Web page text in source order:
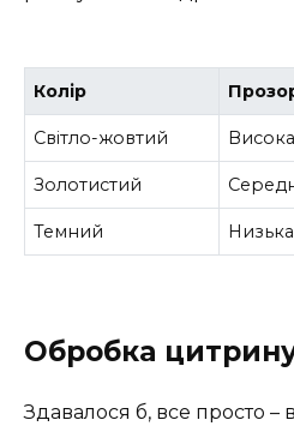
Колір
Світло-жовтий Висока
Золотистий
Темний Низька
Обробка
Здавалося б, все просто –